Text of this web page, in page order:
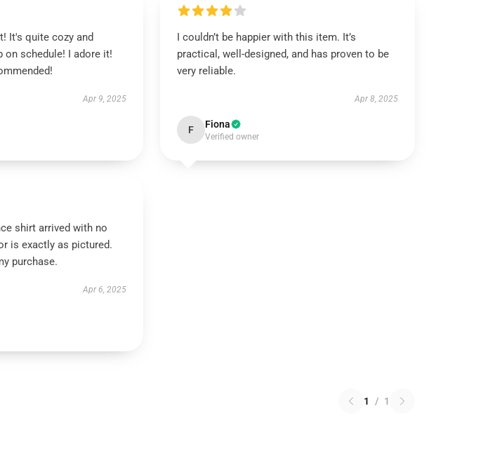
It's quite cozy and
on schedule! I adore it!
Apr 9, 2025
I couldn’t be happier with this item. It’s
practical, well-designed, and has proven to be
very reliable.
Apr 8, 2025
F Fiona
Verified owner
shirt arrived with no
is exactly as pictured.
purchase.
Apr 6, 2025
1 / 1